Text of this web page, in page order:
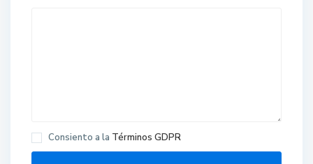
Consiento a la Términos GDPR